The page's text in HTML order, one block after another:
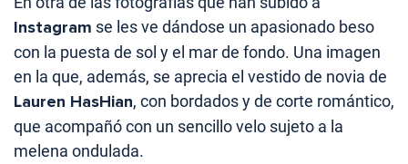
Instagram se les ve dándose un apasionado beso
con la puesta de sol y el mar de fondo. Una imagen
en la que, además, se aprecia el vestido de novia de
Lauren HasHian, con bordados y de corte romántico,
que acompañó con un sencillo velo sujeto a la
melena ondulada.